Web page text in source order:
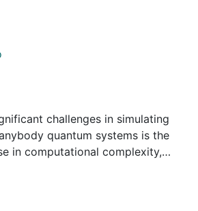
challenges in simulating
quantum systems is the
in computational complexity,
of entanglement during
to mitigate this complexity by